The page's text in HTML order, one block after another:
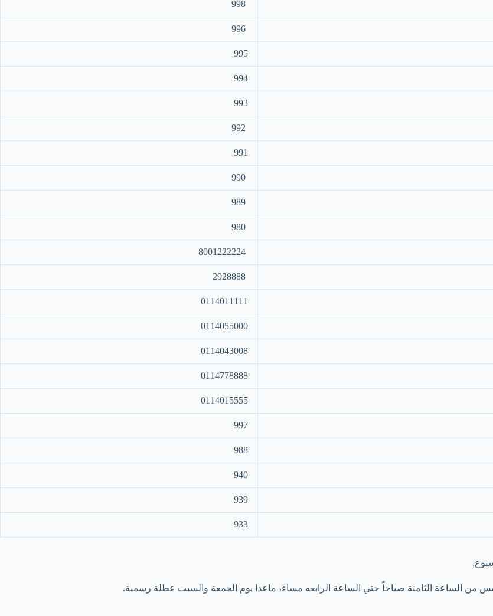
995
994
993
991
0114011111
0114055000
0114043008
0114778888
0114015555
997
988
940
939
933
من الساعة الثامنة صباحاً حتي الساعة الرابعه مساءً، ماعدا يوم الجمعة والسبت عطلة رسمية.